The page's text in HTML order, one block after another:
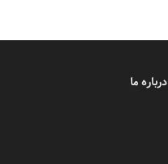
درباره ما